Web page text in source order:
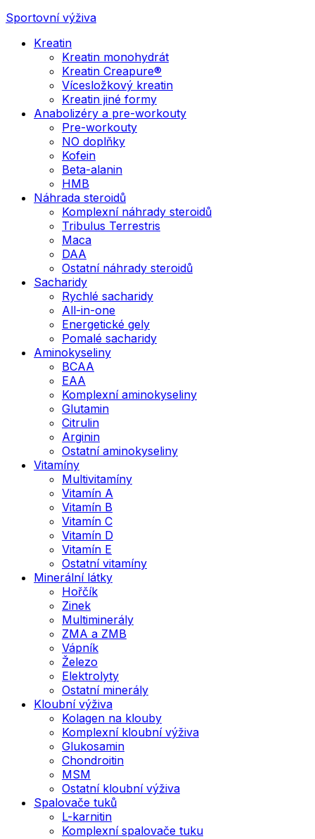
Sportovní výživa
Kreatin
Kreatin monohydrát
Kreatin Creapure®
Vícesložkový kreatin
Kreatin jiné formy
Anabolizéry a pre-workouty
Pre-workouty
NO doplňky
Kofein
Beta-alanin
HMB
Náhrada steroidů
Komplexní náhrady steroidů
Tribulus Terrestris
Maca
DAA
Ostatní náhrady steroidů
Sacharidy
Rychlé sacharidy
All-in-one
Energetické gely
Pomalé sacharidy
Aminokyseliny
BCAA
EAA
Komplexní aminokyseliny
Glutamin
Citrulin
Arginin
Ostatní aminokyseliny
Vitamíny
Multivitamíny
Vitamín A
Vitamín B
Vitamín C
Vitamín D
Vitamín E
Ostatní vitamíny
Minerální látky
Hořčík
Zinek
Multiminerály
ZMA a ZMB
Vápník
Železo
Elektrolyty
Ostatní minerály
Kloubní výživa
Kolagen na klouby
Komplexní kloubní výživa
Glukosamin
Chondroitin
MSM
Ostatní kloubní výživa
Spalovače tuků
L-karnitin
Komplexní spalovače tuku